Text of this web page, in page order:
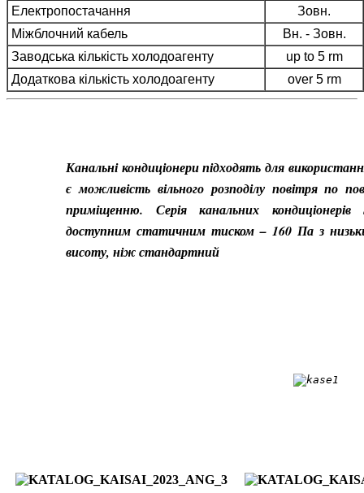
Електропостачання
Зовн.
Міжблочний кабель
Вн. - Зовн.
Заводська кількість холодоагенту
up to 5 rm
Додаткова кількість холодоагенту
over 5 rm
Канальні кондиціонери підходять для
є можливість вільного розподілу повітря по
приміщенню. Серія канальних
доступним статичним тиском – 160 Па з
висоту, ніж стандартний